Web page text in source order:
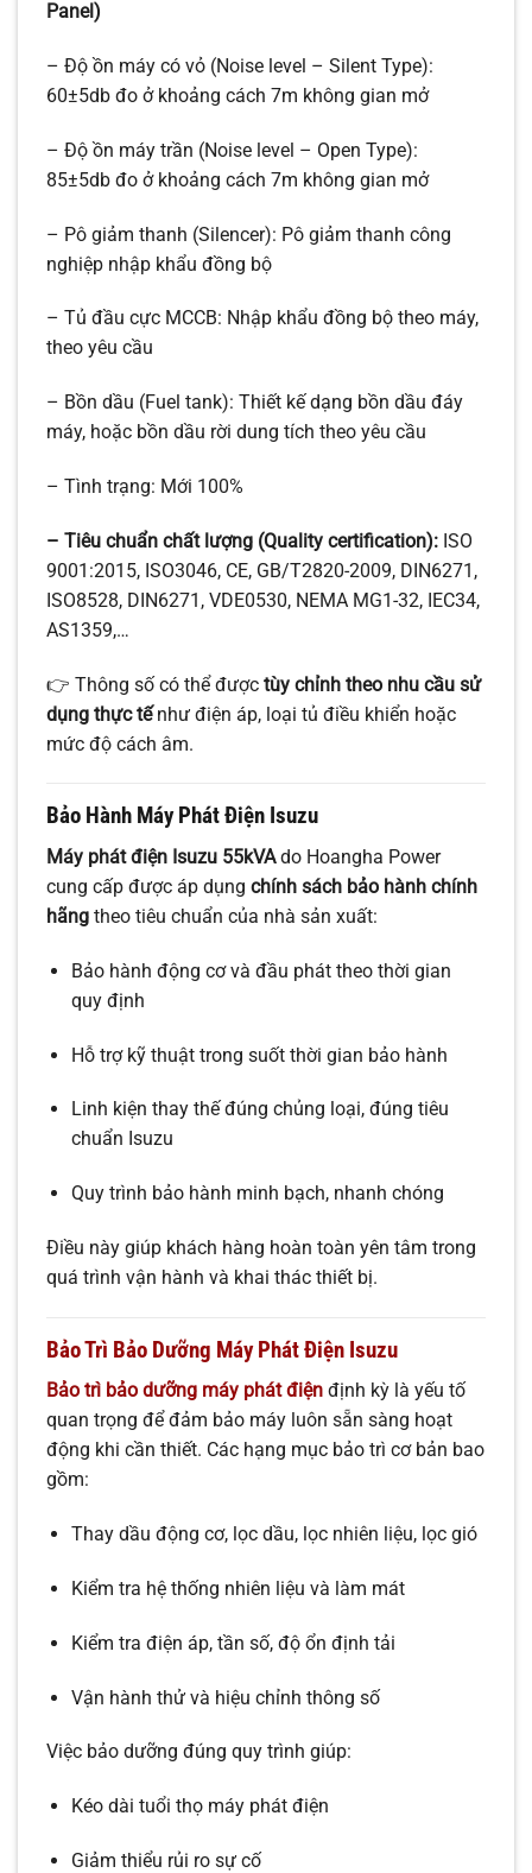
Panel)
– Độ ồn máy có vỏ (Noise level – Silent Type):
60±5db đo ở khoảng cách 7m không gian mở
– Độ ồn máy trần (Noise level – Open Type):
85±5db đo ở khoảng cách 7m không gian mở
– Pô giảm thanh (Silencer): Pô giảm thanh công
nghiệp nhập khẩu đồng bộ
– Tủ đầu cực MCCB: Nhập khẩu đồng bộ theo máy,
theo yêu cầu
– Bồn dầu (Fuel tank): Thiết kế dạng bồn dầu đáy
máy, hoặc bồn dầu rời dung tích theo yêu cầu
– Tình trạng: Mới 100%
– Tiêu chuẩn chất lượng (Quality certification): ISO
9001:2015, ISO3046, CE, GB/T2820-2009, DIN6271,
ISO8528, DIN6271, VDE0530, NEMA MG1-32, IEC34,
AS1359,…
👉 Thông số có thể được tùy chỉnh theo nhu cầu sử
dụng thực tếnhư điện áp, loại tủ điều khiển hoặc
mức độ cách âm.
Bảo Hành Máy Phát Điện Isuzu
Máy phát điện Isuzu 55kVAdo Hoangha Power
cung cấp được áp dụng chính sách bảo hành chính
hãng theo tiêu chuẩn của nhà sản xuất:
Bảo hành động cơ và đầu phát theo thời gian
quy định
Hỗ trợ kỹ thuật trong suốt thời gian bảo hành
Linh kiện thay thế đúng chủng loại, đúng tiêu
chuẩn Isuzu
Quy trình bảo hành minh bạch, nhanh chóng
Điều này giúp khách hàng hoàn toàn yên tâm trong
quá trình vận hành và khai thác thiết bị.
Bảo Trì Bảo Dưỡng Máy Phát Điện Isuzu
Bảo trì bảo dưỡng máy phát điện định kỳ là yếu tố
quan trọng để đảm bảo máy luôn sẵn sàng hoạt
động khi cần thiết. Các hạng mục bảo trì cơ bản bao
gồm:
Thay dầu động cơ, lọc dầu, lọc nhiên liệu, lọc gió
Kiểm tra hệ thống nhiên liệu và làm mát
Kiểm tra điện áp, tần số, độ ổn định tải
Vận hành thử và hiệu chỉnh thông số
Việc bảo dưỡng đúng quy trình giúp:
Kéo dài tuổi thọ máy phát điện
Giảm thiểu rủi ro sự cố